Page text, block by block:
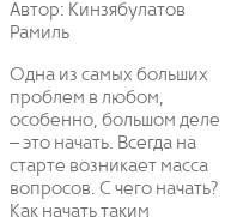
Автор: Кинзябулатов
Рамиль
Одна из самых больших
проблем в любом,
особенно, большом деле
– это начать. Всегда на
старте возникает масса
вопросов. С чего начать?
Как начать таким